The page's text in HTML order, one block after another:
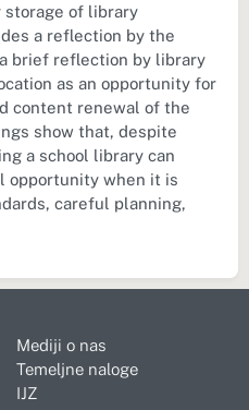
storage of library
a reflection by the
brief reflection by library
as an opportunity for
content renewal of the
show that, despite
a school library can
opportunity when it is
careful planning,
Mediji o nas
Temeljne naloge
IJZ